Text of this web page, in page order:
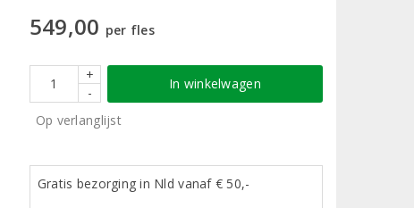
549,00 per fles
+
-
In winkelwagen
Op verlanglijst
Gratis bezorging in Nld vanaf € 50,-